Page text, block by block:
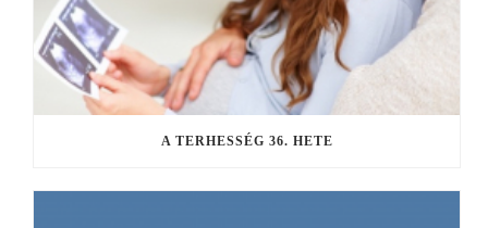
A TERHESSÉG 36. HETE